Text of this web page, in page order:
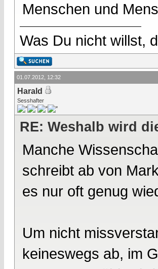
Menschen und
Was Du nicht willst,
01.07.2012, 12:32
Harald
Sesshafter
RE: Weshalb wird
Manche
schreibt ab von
es nur oft genug
Um nicht
keineswegs ab, im